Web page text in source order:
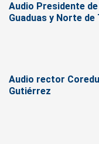
Audio Presidente
Guaduas y Norte
Audio rector
Gutiérrez